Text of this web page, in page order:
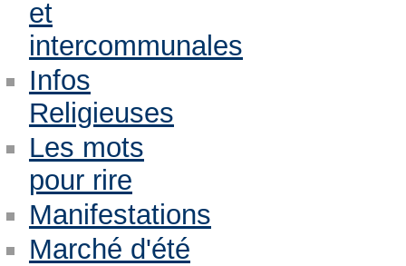
et
intercommunales
Infos
Religieuses
Les mots
pour rire
Manifestations
Marché d'été